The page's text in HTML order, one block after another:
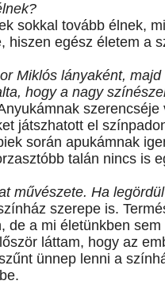
sokkal tovább élnek,
hiszen egész életem a
Miklós lányaként,
hogy a nagy
játszhatott el
során apukámnak
talán nincs is
művészete. Ha
szerepe is.
de a mi életünkben
láttam, hogy az
ünnep lenni a